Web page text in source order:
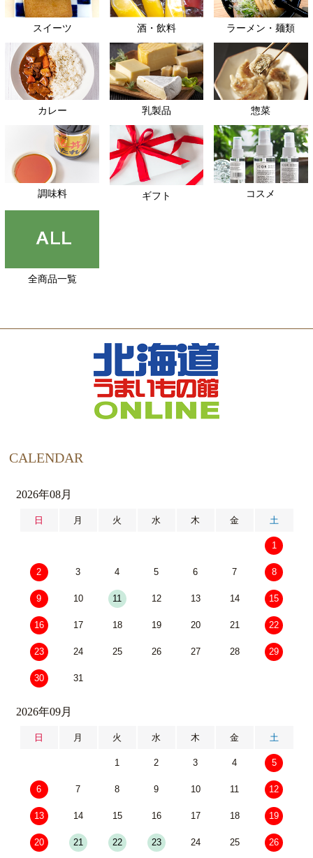
スイーツ 酒・飲料 ラーメン・麺類
カレー 乳製品 惣菜
調味料 ギフト コスメ
全商品一覧
CALENDAR
2026年08月
日 月 火 水 木 金 土
1
2 3 4 5 6 7 8
9 10 11 12 13 14 15
16 17 18 19 20 21 22
23 24 25 26 27 28 29
30 31
2026年09月
日 月 火 水 木 金 土
1 2 3 4 5
6 7 8 9 10 11 12
13 14 15 16 17 18 19
20 21 22 23 24 25 26